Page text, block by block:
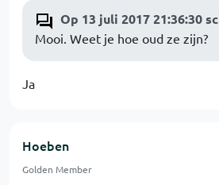
Op 13 juli 2017 21:36:30
Mooi. Weet je hoe oud ze zijn?
Ja
Hoeben
Golden Member